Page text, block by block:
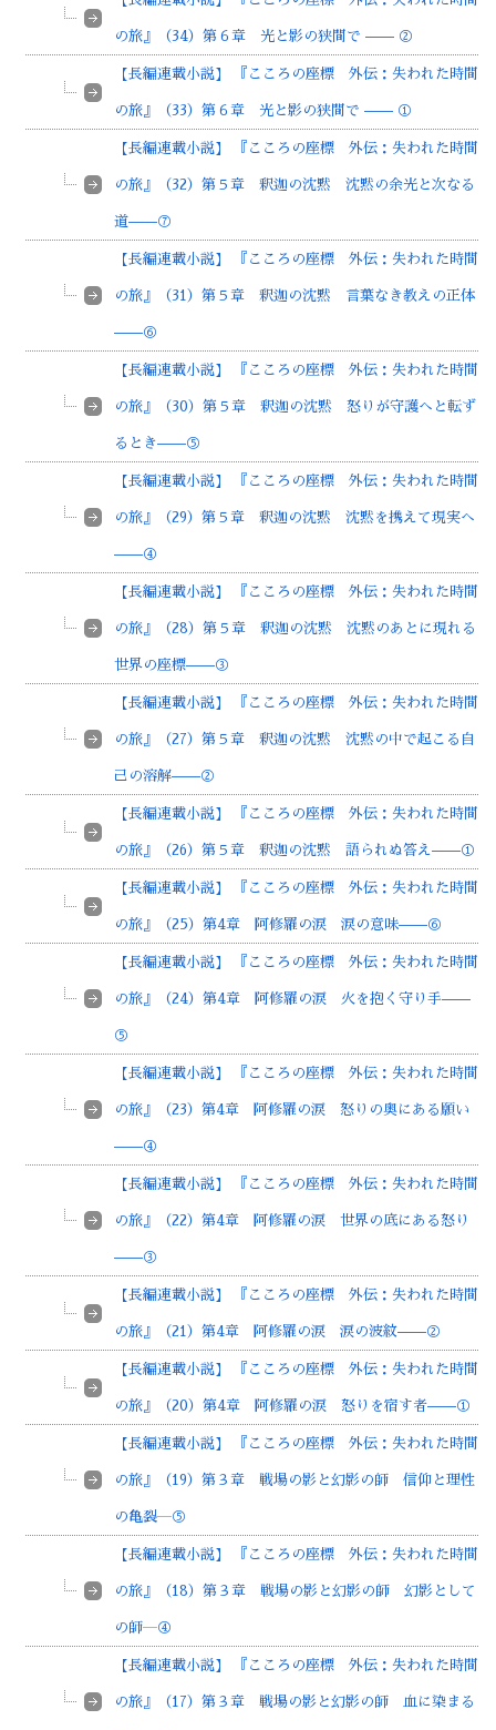
の旅』（34）第６章 光と影の狭間で —— ②
【長編連載小説】 『こころの座標 外伝：失われた時間
の旅』（33）第６章 光と影の狭間で —— ①
【長編連載小説】 『こころの座標 外伝：失われた時間
の旅』（32）第５章 釈迦の沈黙 沈黙の余光と次なる
道——⑦
【長編連載小説】 『こころの座標 外伝：失われた時間
の旅』（31）第５章 釈迦の沈黙 言葉なき教えの正体
——⑥
【長編連載小説】 『こころの座標 外伝：失われた時間
の旅』（30）第５章 釈迦の沈黙 怒りが守護へと転ず
るとき——⑤
【長編連載小説】 『こころの座標 外伝：失われた時間
の旅』（29）第５章 釈迦の沈黙 沈黙を携えて現実へ
——④
【長編連載小説】 『こころの座標 外伝：失われた時間
の旅』（28）第５章 釈迦の沈黙 沈黙のあとに現れる
世界の座標——③
【長編連載小説】 『こころの座標 外伝：失われた時間
の旅』（27）第５章 釈迦の沈黙 沈黙の中で起こる自
己の溶解——②
【長編連載小説】 『こころの座標 外伝：失われた時間
の旅』（26）第５章 釈迦の沈黙 語られぬ答え——①
【長編連載小説】 『こころの座標 外伝：失われた時間
の旅』（25）第4章 阿修羅の涙 涙の意味——⑥
【長編連載小説】 『こころの座標 外伝：失われた時間
の旅』（24）第4章 阿修羅の涙 火を抱く守り手——
⑤
【長編連載小説】 『こころの座標 外伝：失われた時間
の旅』（23）第4章 阿修羅の涙 怒りの奥にある願い
——④
【長編連載小説】 『こころの座標 外伝：失われた時間
の旅』（22）第4章 阿修羅の涙 世界の底にある怒り
——③
【長編連載小説】 『こころの座標 外伝：失われた時間
の旅』（21）第4章 阿修羅の涙 涙の波紋——②
【長編連載小説】 『こころの座標 外伝：失われた時間
の旅』（20）第4章 阿修羅の涙 怒りを宿す者——①
【長編連載小説】 『こころの座標 外伝：失われた時間
の旅』（19）第３章 戦場の影と幻影の師 信仰と理性
の亀裂―⑤
【長編連載小説】 『こころの座標 外伝：失われた時間
の旅』（18）第３章 戦場の影と幻影の師 幻影として
の師―④
【長編連載小説】 『こころの座標 外伝：失われた時間
の旅』（17）第３章 戦場の影と幻影の師 血に染まる